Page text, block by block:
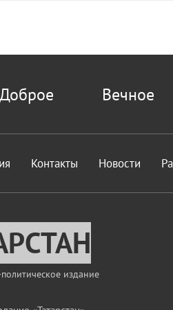
Доброе Вечное
Контакты Новости
издание